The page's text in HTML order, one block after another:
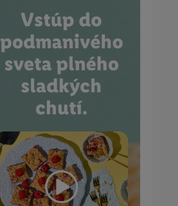
Vstúp do
podmanivého
sveta plného
sladkých
chutí.